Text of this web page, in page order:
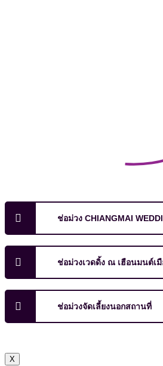
ช่อม่วง CHIANGMAI
ช่อม่วงเวดดิ้ง ณ เฮือนมนต์เมื
ช่อม่วงจัดเลี้ยงนอกสถานที่
X